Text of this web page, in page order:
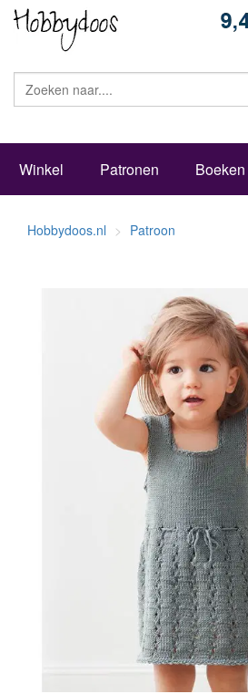
Winkel Patronen Boeken
Hobbydoos.nl Patroon